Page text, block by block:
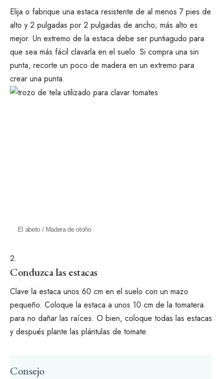
Elija o fabrique una estaca resistente de al menos 7 pies de
alto y 2 pulgadas por 2 pulgadas de ancho; más alto es
mejor. Un extremo de la estaca debe ser puntiagudo para
que sea más fácil clavarla en el suelo. Si compra una sin
punta, recorte un poco de madera en un extremo para
crear una punta.
El abeto / Madera de otoño
Conduzca las estacas
Clave la estaca unos 60 cm en el suelo con un mazo
pequeño. Coloque la estaca a unos 10 cm de la tomatera
para no dañar las raíces. O bien, coloque todas las estacas
y después plante las plántulas de tomate.
Consejo